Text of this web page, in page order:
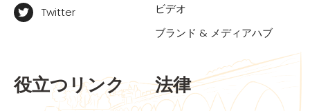
Twitter
ビデオ
ブランド & メディアハブ
役立つリンク 法律